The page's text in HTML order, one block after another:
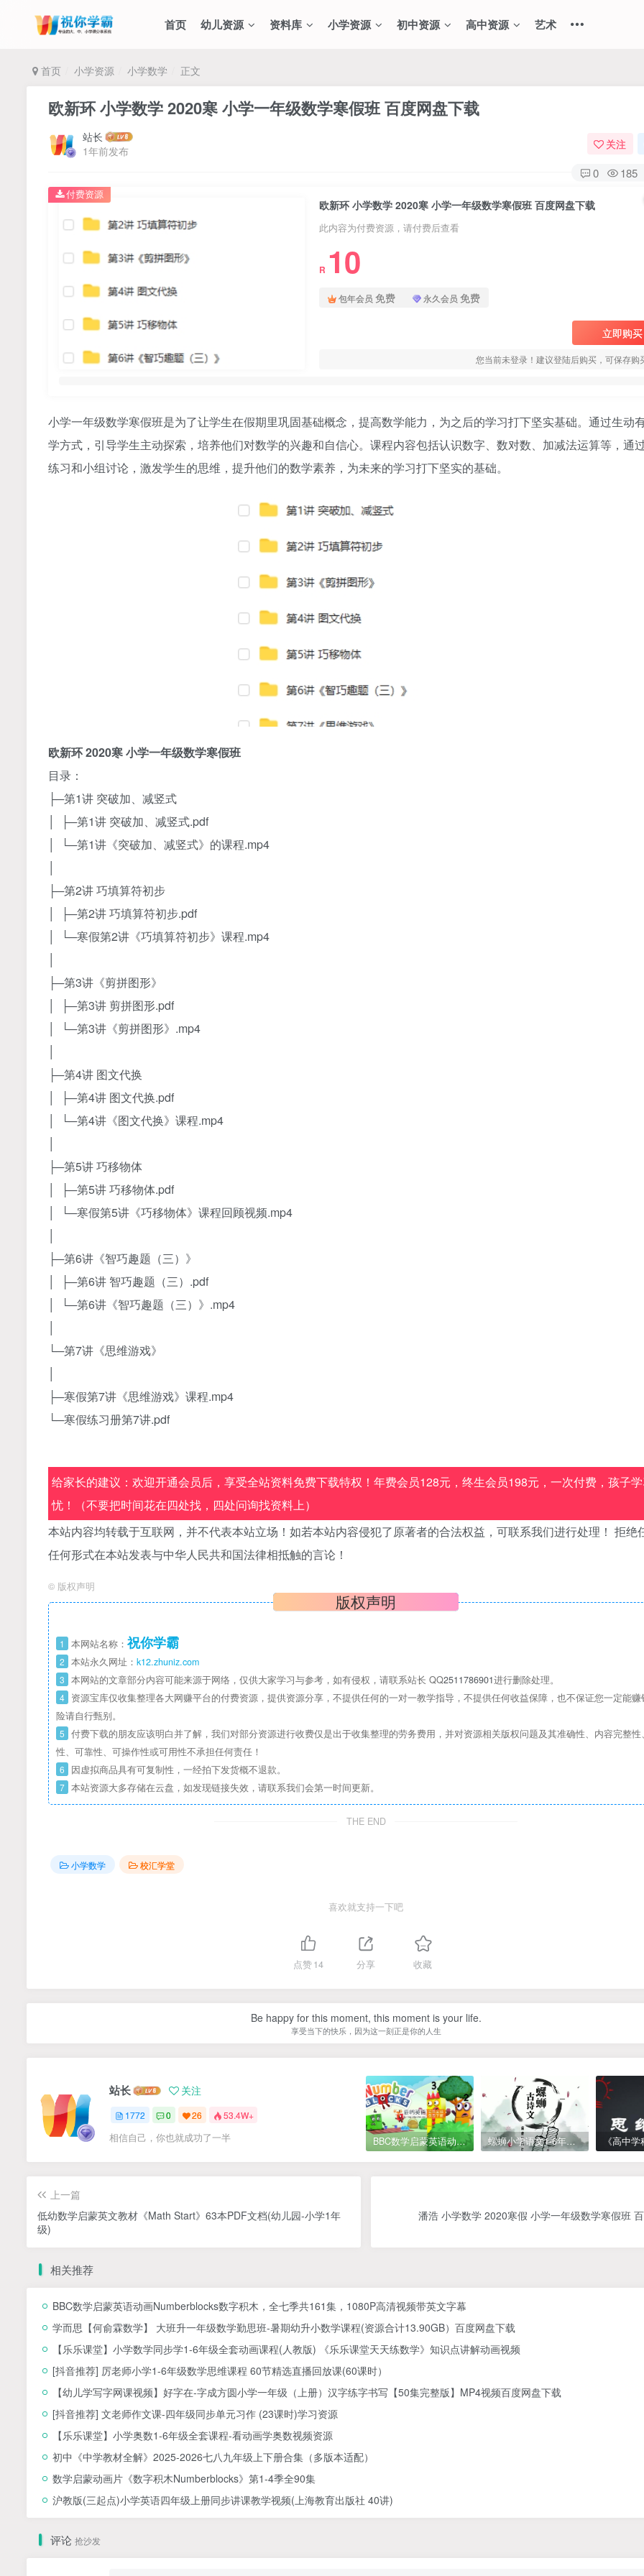
首页 幼儿资源 资料库 小学资源 初中资源 高中资源 艺术
首页 小学资源 小学数学 正文
欧新环 小学数学 2020寒 小学一年级数学寒假班 百度网盘下载
站长
1年前发布
关注
0 185
欧新环 小学数学 2020寒 小学一年级数学寒假班 百度网盘下载
此内容为付费资源，请付费后查看
R 10
包年会员 免费 永久会员 免费
立即购买
您当前未登录！建议登陆后购买，可保存购
付费资源
小学一年级数学寒假班是为了让学生在假期里巩固基础概念，提高数学能力，为之后的学习打下坚实基础。通过生动
学方式，引导学生主动探索，培养他们对数学的兴趣和自信心。课程内容包括认识数字、数对数、加减法运算等，通
练习和小组讨论，激发学生的思维，提升他们的数学素养，为未来的学习打下坚实的基础。
欧新环 2020寒 小学一年级数学寒假班
目录：
├─第1讲 突破加、减竖式
│ ├─第1讲 突破加、减竖式.pdf
│ └─第1讲《突破加、减竖式》的课程.mp4
├─第2讲 巧填算符初步
│ ├─第2讲 巧填算符初步.pdf
│ └─寒假第2讲《巧填算符初步》课程.mp4
├─第3讲《剪拼图形》
│ ├─第3讲 剪拼图形.pdf
│ └─第3讲《剪拼图形》.mp4
├─第4讲 图文代换
│ ├─第4讲 图文代换.pdf
│ └─第4讲《图文代换》课程.mp4
├─第5讲 巧移物体
│ ├─第5讲 巧移物体.pdf
│ └─寒假第5讲《巧移物体》课程回顾视频.mp4
├─第6讲《智巧趣题（三）》
│ ├─第6讲 智巧趣题（三）.pdf
│ └─第6讲《智巧趣题（三）》.mp4
└─第7讲《思维游戏》
├─寒假第7讲《思维游戏》课程.mp4
└─寒假练习册第7讲.pdf
给家长的建议：欢迎开通会员后，享受全站资料免费下载特权！年费会员128元，终生会员198元，一次付费，孩子
忧！（不要把时间花在四处找，四处问询找资料上）
本站内容均转载于互联网，并不代表本站立场！如若本站内容侵犯了原著者的合法权益，可联系我们进行处理！ 拒绝
任何形式在本站发表与中华人民共和国法律相抵触的言论！
© 版权声明
版权声明
1 本网站名称： 祝你学霸
2 本站永久网址： k12.zhuniz.com
3 本网站的文章部分内容可能来源于网络，仅供大家学习与参考，如有侵权，请联系站长 QQ2511786901进行删除处理。
4 资源宝库仅收集整理各大网赚平台的付费资源，提供资源分享，不提供任何的一对一教学指导，不提供任何收益保障，也不保证您一定能赚
险请自行甄别。
5 付费下载的朋友应该明白并了解，我们对部分资源进行收费仅是出于收集整理的劳务费用，并对资源相关版权问题及其准确性、内容完整性
性、可靠性、可操作性或可用性不承担任何责任！
6 因虚拟商品具有可复制性，一经拍下发货概不退款。
7 本站资源大多存储在云盘，如发现链接失效，请联系我们会第一时间更新。
THE END
小学数学 校汇学堂
喜欢就支持一下吧
点赞14 分享 收藏
Be happy for this moment, this moment is your life.
享受当下的快乐，因为这一刻正是你的人生
站长 关注
1772 0 26 53.4W+
相信自己，你也就成功了一半 BBC数学启蒙英语动画Numberblocks数字积木，全七季共161集，1080P高清视频带英文字幕 螺蛳小学语文1-6年级《小学古诗文》课程视频
上一篇
低幼数学启蒙英文教材《Math Start》63本PDF文档(幼儿园-小学1年
级)
潘浩 小学数学 2020寒假 小学一年级数学寒假班
相关推荐
BBC数学启蒙英语动画Numberblocks数字积木，全七季共161集，1080P高清视频带英文字幕
学而思【何俞霖数学】 大班升一年级数学勤思班-暑期幼升小数学课程(资源合计13.90GB）百度网盘下载
【乐乐课堂】小学数学同步学1-6年级全套动画课程(人教版) 《乐乐课堂天天练数学》知识点讲解动画视频
[抖音推荐] 厉老师小学1-6年级数学思维课程 60节精选直播回放课(60课时）
【幼儿学写字网课视频】好字在-字成方圆小学一年级（上册）汉字练字书写【50集完整版】MP4视频百度网盘下载
[抖音推荐] 文老师作文课-四年级同步单元习作 (23课时)学习资源
【乐乐课堂】小学奥数1-6年级全套课程-看动画学奥数视频资源
初中《中学教材全解》2025-2026七八九年级上下册合集（多版本适配）
数学启蒙动画片《数字积木Numberblocks》第1-4季全90集
沪教版(三起点)小学英语四年级上册同步讲课教学视频(上海教育出版社 40讲)
评论 抢沙发